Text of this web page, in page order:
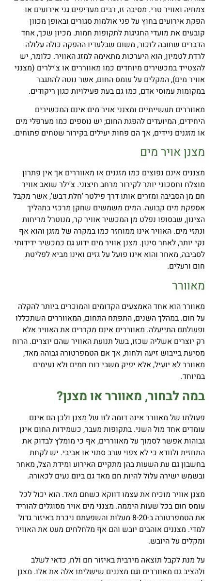
צמחיה ואוויר טרי. מסיבה זו, רבים מעדיפים גני אירועים או
הפקת אירועים בחוץ על פני אולמות סגורים ובאופן מכוון
קובעים את מועדי החגיגות לתקופות חמות. מכיון שכך, אחד
הדברים שחובה לזכור, משום שבלעדיו ההפקה כולה עלולה
לרדת לטמיון, הוא היערכות מתאימה למזג האוויר. כלומר, יש
להצטייד במכשירים מיוחדים כמו מאווררים או צ'ילרים (מצנני
אוויר מים), המקלים על עומס החום, אשר נוטה להתגבר
במקומות עמוסי אדם, כמו גם בעת פעילויות כגון ריקודים.
מאווררים תעשייתיים ומצנני אויר מים אינם המכשירים
היחידים, המיועדים להפגת החום; יש נוספים כמו מערפלי מים
או מזגנים ניידים, אך הם פחות יעילים בקירור שטחים פתוחים.
מצנן אויר מים
מצננים אינם נפוצים כמו מזגנים או מאווררים אך אין פתרון
מוצלח וחסכוני יותר לקירור מרחב חיצוני. צ'ילר שואב אוויר
חם מן הסביבה ומזרים אותו דרך פילטר 'חלת דבש', אשר מקבל
אספקת מים קבועה. המים משמשים שחקן מרכזי בתהליך
הצינון, שבסופו נפלט מן המכשיר אוויר קר, מנוטרל מריחות
ונתזי מים. האוויר אינו ממוחזר כמו במקרה של מזגן והוא אף
נקי יותר, לאחר סינון. מצנן אוויר מים ידוע גם כמכשיר ידידותי
לסביבה, מאחר והוא אינו פועל על גזים ואינו מביא לפליטת
חום ורעלים.
מאוורר
מאוורר הוא אחד האמצעים הקדומים והמוכרים ביותר להקלה
על חום. במהלך השנים, התפתח התחום, המאווררים השתכללו
ופעולתם התייעלה. מאווררים אינם מקררים את האוויר אלא
רק יוצרים אשליה שכזו, בשל תנועת האוויר שהם יוצרים. הרוח
מסיעת בייבוש זיעה ולחות, אך אם הטמפרטורה גבוהה מאד,
מאוורר לא יועיל, אלא יפיק משבי רוח חמים ולא נעימים
במיוחד.
במה לבחור, מאוורר או מצנן?
פעולתו של מאוורר אינה דומה לזו של מצנן ולכן הם אינם
עומדים אחד מול השני. בתקופות מעבר, כשמידות החום אינן
גבוהות אפשר לסמוך על מאווררים, אף כי מומלץ לבדוק את
התחזית ולוודא כי לא צפוי שרב סתוי או אביבי. יש לקחת
בחשבון גם עת השעות בהן מתקיים האירוע ומידת הצל, מאחר
ובשמש ישירה עלול להיות חם מאד גם ביום נעים לכאורה.
מצנן אוויר מוכיח את עצמו דווקא כשחם מאד. הוא יכול לכל
עומס חום בכל שעות היממה. מצנני מים אויר מסוגלים להוריד
את הטמפרטורה ב-8-20 מעלות והשפעתם ניכרת באיזור גדול
למדי. מצננים אוהבים יובש והם אף מלחלחים מעט את האוויר
ומקלים על היובש.
על מנת לקבל תוצאה מירבית באיזור חם ולח, כדאי לשלב
ולהציב גם מאווררים וגם מצננים שישלימו אלה את אלו. מצנן